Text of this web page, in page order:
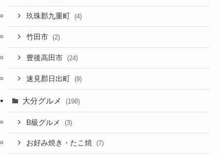
玖珠郡九重町 (4)
竹田市 (2)
豊後高田市 (24)
速見郡日出町 (9)
大分グルメ (198)
B級グルメ (3)
お好み焼き・たこ焼 (7)